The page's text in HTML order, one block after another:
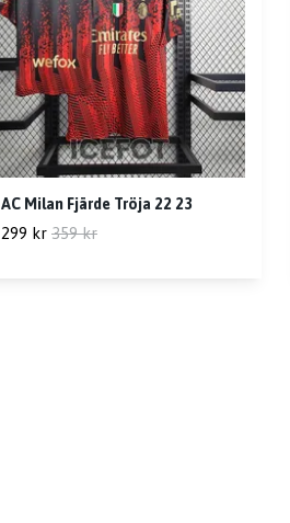
AC Milan Fjärde Tröja 22 23
299 kr 359 kr